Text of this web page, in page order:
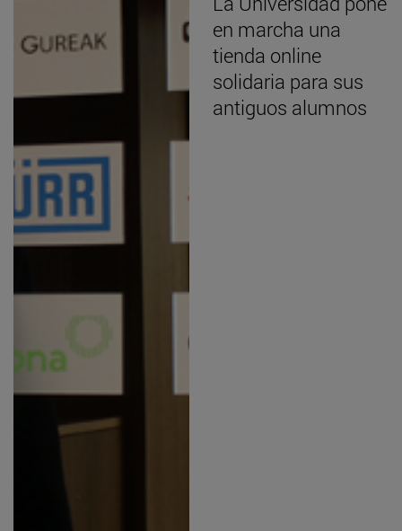
en marcha una
tienda online
solidaria para sus
antiguos alumnos